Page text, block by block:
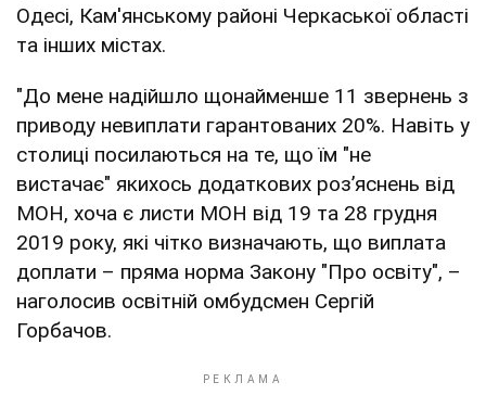
Одесі, Кам'янському районі Черкаської області
та інших містах.
"До мене надійшло щонайменше 11 звернень з
приводу невиплати гарантованих 20%. Навіть у
столиці посилаються на те, що їм "не
вистачає" якихось додаткових роз’яснень від
МОН, хоча є листи МОН від 19 та 28 грудня
2019 року, які чітко визначають, що виплата
доплати – пряма норма Закону "Про освіту", –
наголосив освітній омбудсмен Сергій
Горбачов.